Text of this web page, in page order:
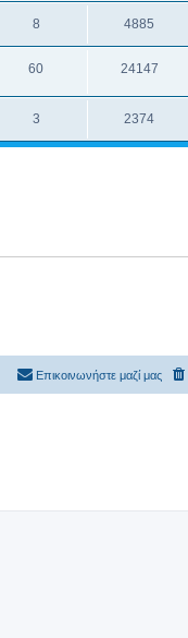
8 4885
60 24147
3 2374
Επικοινωνήστε μαζί μας